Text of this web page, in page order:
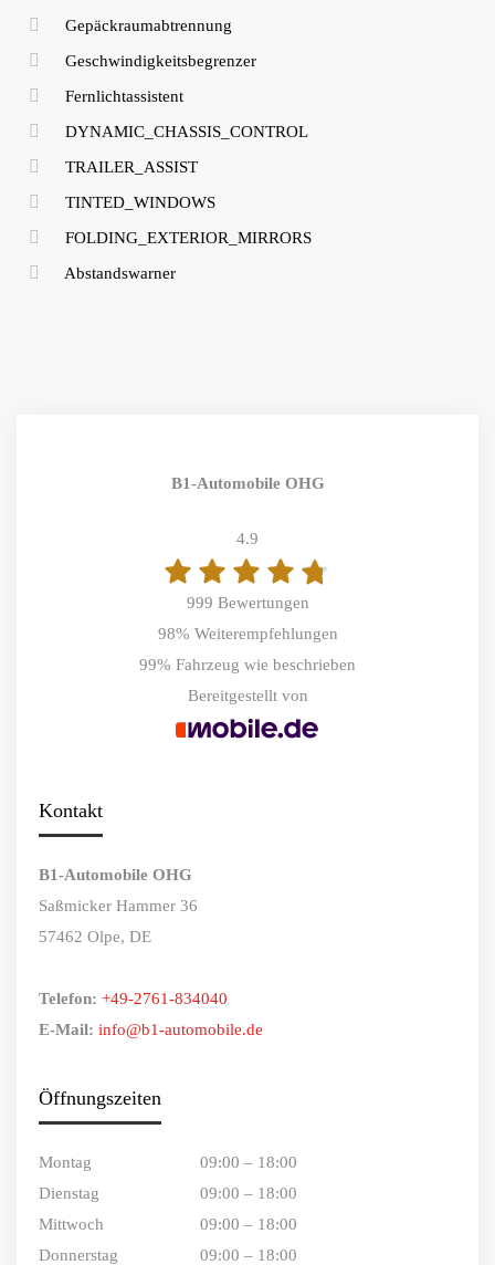
Gepäckraumabtrennung
Geschwindigkeitsbegrenzer
Fernlichtassistent
DYNAMIC_CHASSIS_CONTROL
TRAILER_ASSIST
TINTED_WINDOWS
FOLDING_EXTERIOR_MIRRORS
Abstandswarner
B1-Automobile OHG
4.9
999 Bewertungen
98% Weiterempfehlungen
99% Fahrzeug wie beschrieben
Bereitgestellt von
Kontakt
B1-Automobile OHG
Saßmicker Hammer 36
57462 Olpe, DE
Telefon: +49-2761-834040
E-Mail: info@b1-automobile.de
Öffnungszeiten
Montag
09:00 – 18:00
Dienstag
09:00 – 18:00
Mittwoch
09:00 – 18:00
Donnerstag
09:00 – 18:00